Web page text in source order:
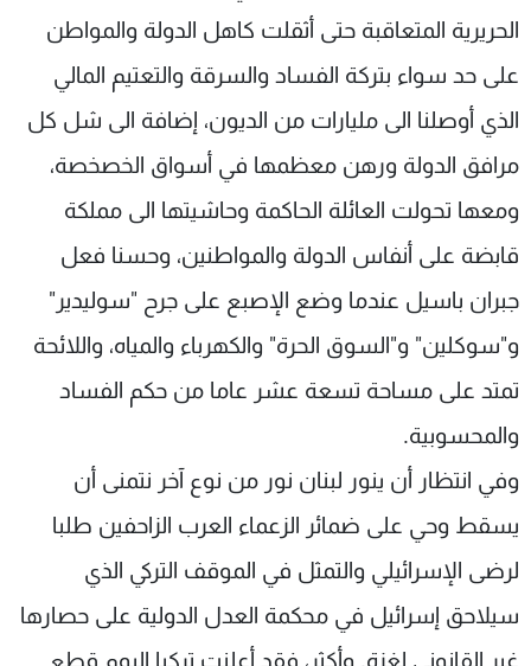
الحريرية المتعاقبة حتى أثقلت كاهل الدولة والمواطن
على حد سواء بتركة الفساد والسرقة والتعتيم المالي
الذي أوصلنا الى مليارات من الديون، إضافة الى شل كل
مرافق الدولة ورهن معظمها في أسواق الخصخصة،
ومعها تحولت العائلة الحاكمة وحاشيتها الى مملكة
قابضة على أنفاس الدولة والمواطنين، وحسنا فعل
جبران باسيل عندما وضع الإصبع على جرح "سوليدير"
و"سوكلين" و"السوق الحرة" والكهرباء والمياه، واللائحة
تمتد على مساحة تسعة عشر عاما من حكم الفساد
والمحسوبية.
وفي انتظار أن ينور لبنان نور من نوع آخر نتمنى أن
يسقط وحي على ضمائر الزعماء العرب الزاحفين طلبا
لرضى الإسرائيلي والتمثل في الموقف التركي الذي
سيلاحق إسرائيل في محكمة العدل الدولية على حصارها